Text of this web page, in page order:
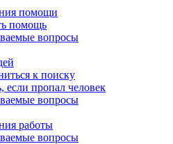
помощи
помощь
вопросы
к поиску
если пропал человек
вопросы
работы
вопросы